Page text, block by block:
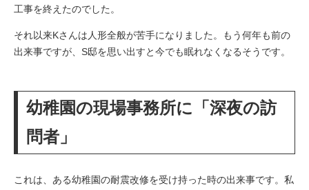
工事を終えたのでした。
それ以来Kさんは人形全般が苦手になりました。もう何年も前の
出来事ですが、S邸を思い出すと今でも眠れなくなるそうです。
幼稚園の現場事務所に「深夜の訪
問者」
これは、ある幼稚園の耐震改修を受け持った時の出来事です。私